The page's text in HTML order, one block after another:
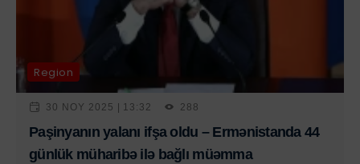
Region
30 NOY 2025 | 13:32 288
Paşinyanın yalanı ifşa oldu – Ermənistanda 44
günlük müharibə ilə bağlı müəmma